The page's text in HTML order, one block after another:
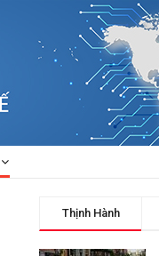
Thịnh Hành